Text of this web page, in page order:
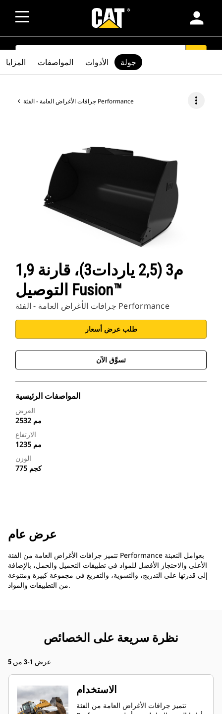
person
SEARCH
جرافات الأغراض العامة - الفئة Performance more_vert
1,9 م3 (2,5 ياردات3)، قارنة
التوصيل Fusion™
جرافات الأغراض العامة - الفئة Performance
طلب عرض أسعار
تسوَّق الآن
المواصفات الرئيسية
العرض
2532 مم
الارتفاع
1235 مم
الوزن
775 كجم
المزايا المواصفات الأدوات جولة
عرض عام
تتميز جرافات الأغراض العامة من الفئة Performance بعوامل التعبئة
الأعلى والاحتجاز الأفضل للمواد في تطبيقات التحميل والحمل، بالإضافة
إلى قدرتها على التدريج، والتسوية، والتفريغ في مجموعة كبيرة ومتنوعة
من التطبيقات والمواد.
نظرة سريعة على الخصائص
عرض 1-3 من 5
الاستخدام
تتميز جرافات الأغراض العامة من الفئة